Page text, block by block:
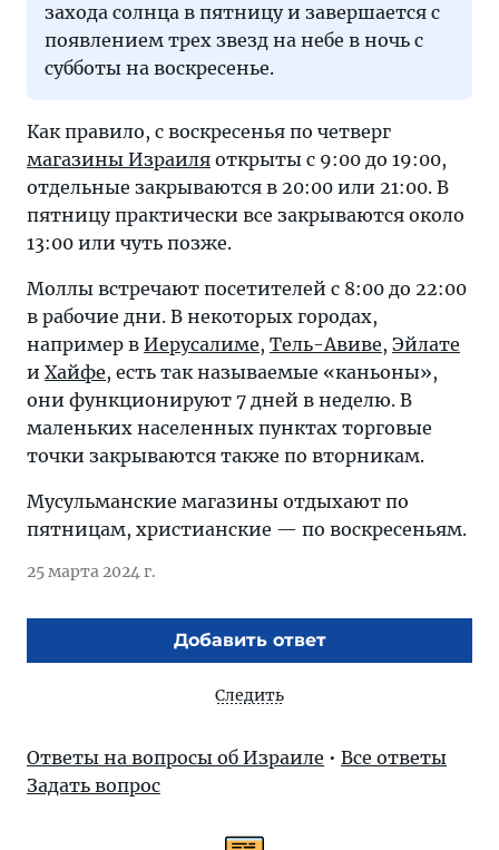
захода солнца в пятницу и завершается с
появлением трех звезд на небе в ночь с
субботы на воскресенье.
Как правило, с воскресенья по четверг
магазины Израиля открыты с 9:00 до 19:00,
отдельные закрываются в 20:00 или 21:00. В
пятницу практически все закрываются около
13:00 или чуть позже.
Моллы встречают посетителей с 8:00 до 22:00
в рабочие дни. В некоторых городах,
например в Иерусалиме, Тель-Авиве, Эйлате
и Хайфе, есть так называемые «каньоны»,
они функционируют 7 дней в неделю. В
маленьких населенных пунктах торговые
точки закрываются также по вторникам.
Мусульманские магазины отдыхают по
пятницам, христианские — по воскресеньям.
25 марта 2024 г.
Добавить ответ
Следить
Ответы на вопросы об Израиле • Все ответы
Задать вопрос